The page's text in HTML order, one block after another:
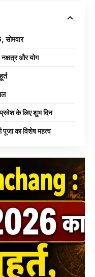
और योग
के लिए शुभ दिन
का विशेष महत्व